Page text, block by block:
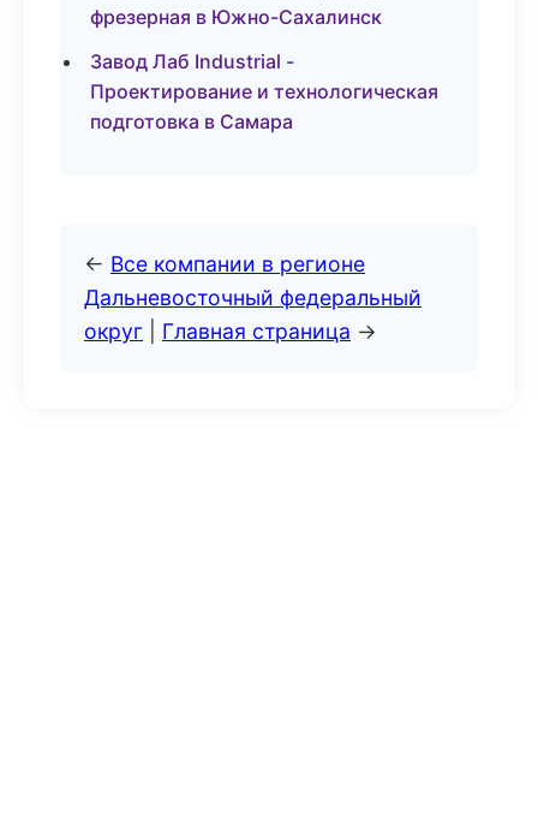
фрезерная в Южно-Сахалинск
Завод Лаб Industrial -
Проектирование и технологическая
подготовка в Самара
← Все компании в регионе
Дальневосточный федеральный
округ
Главная страница →